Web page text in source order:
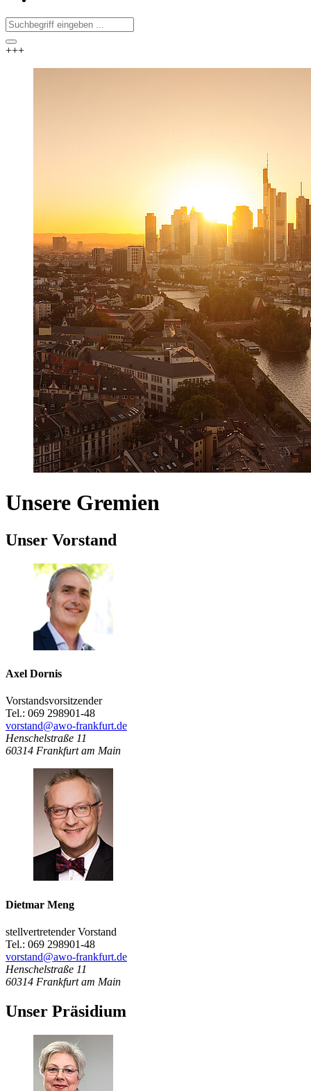
+++
Unsere Gremien
Unser Vorstand
Axel Dornis
Vorstandsvorsitzender
Tel.: 069 298901-48
vorstand@awo-frankfurt.de
Henschelstraße 11
60314 Frankfurt am Main
Dietmar Meng
stellvertretender Vorstand
Tel.: 069 298901-48
vorstand@awo-frankfurt.de
Henschelstraße 11
60314 Frankfurt am Main
Unser Präsidium